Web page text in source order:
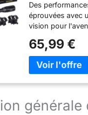
Rouge Vert
Illuminé
Crosshair
Tactique
Airsoft
Carbine Tir
Des
éprouvées avec
vision pour
du Royaume-Uni
d'Europe depuis
années, cette
la fiabilité. En
vers l'avenir,
65,99 €
générale